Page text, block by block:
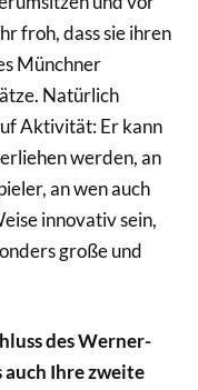
froh, dass sie ihren
Münchner
Natürlich
Aktivität: Er kann
werden, an
an wen auch
innovativ sein,
große und
des Werner-
Ihre zweite